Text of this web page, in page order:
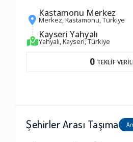
Kastamonu Merkez
Merkez, Kastamonu, Türkiye
Kayseri Yahyalı
Yahyalı, Kayseri, Türkiye
0 TEKLİF
Şehirler Arası Taşıma